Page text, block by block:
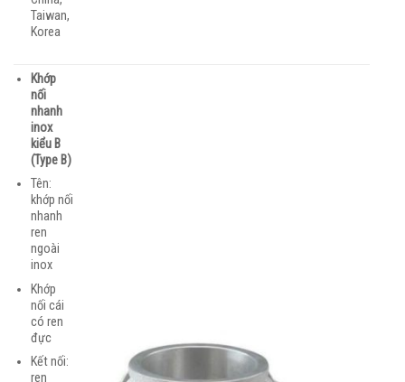
Taiwan,
Korea
Khớp
nối
nhanh
inox
kiểu B
(Type B)
Tên:
khớp nối
nhanh
ren
ngoài
inox
Khớp
nối cái
có ren
đực
Kết nối:
ren